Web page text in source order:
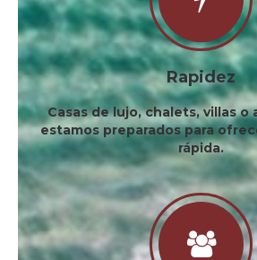
Rapidez
Casas de lujo, chalets, villas
estamos preparados para
rápida.